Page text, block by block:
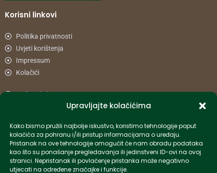
Upravljajte kolačićima
Kako bismo pružili najbolje iskustvo, koristimo tehnologije poput
kolačića za pohranu i/ili pristup informacijama o uređaju.
Pristanak na ove tehnologije omogućit će nam obradu podataka
kao što su ponašanje pregledavanja ili jedinstveni ID-ovi na ovoj
stranici. Nepristanak ili povlačenje pristanka može negativno
utjecati na određene značajke i funkcije.
Korisni linkovi
Politika privatnosti
Uvjeti korištenja
Impressum
Kolačići
Načini plaćanja
Informacije
info-hr@kettner.com